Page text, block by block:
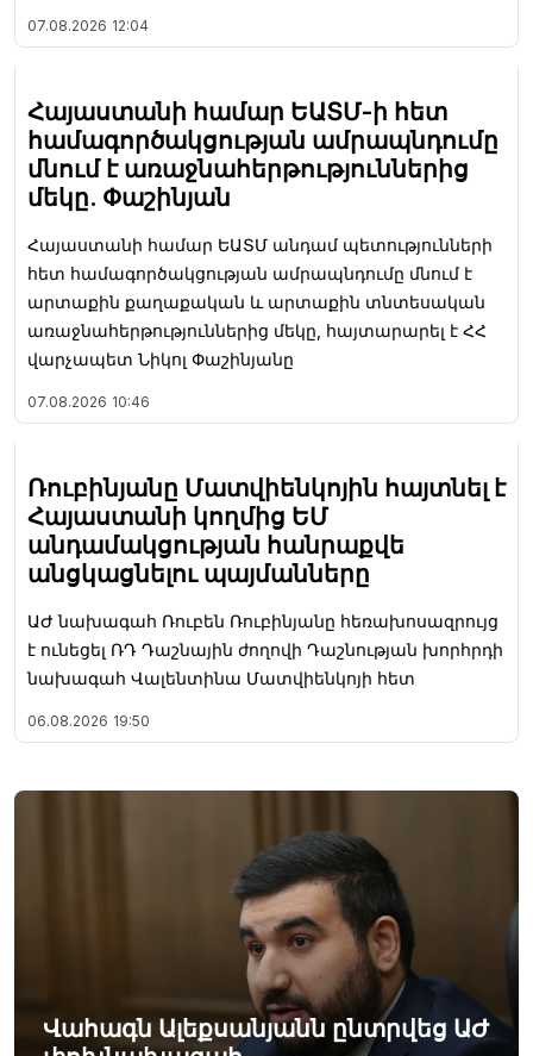
07.08.2026 12:04
Հայաստանի համար ԵԱՏՄ-ի հետ
համագործակցության ամրապնդումը
մնում է առաջնահերթություններից
մեկը. Փաշինյան
Հայաստանի համար ԵԱՏՄ անդամ պետությունների
հետ համագործակցության ամրապնդումը մնում է
արտաքին քաղաքական և արտաքին տնտեսական
առաջնահերթություններից մեկը, հայտարարել է ՀՀ
վարչապետ Նիկոլ Փաշինյանը
07.08.2026 10:46
Ռուբինյանը Մատվիենկոյին հայտնել է
Հայաստանի կողմից ԵՄ
անդամակցության հանրաքվե
անցկացնելու պայմանները
ԱԺ նախագահ Ռուբեն Ռուբինյանը հեռախոսազրույց
է ունեցել ՌԴ Դաշնային ժողովի Դաշնության խորհրդի
նախագահ Վալենտինա Մատվիենկոյի հետ
06.08.2026 19:50
Վահագն Ալեքսանյանն ընտրվեց ԱԺ